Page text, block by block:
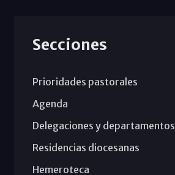
Secciones
Prioridades pastorales
Agenda
Delegaciones y departamentos
Residencias diocesanas
Hemeroteca